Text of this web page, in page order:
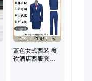
、帽子、西装、衬
蓝色女式西装 餐
饮酒店西服套装